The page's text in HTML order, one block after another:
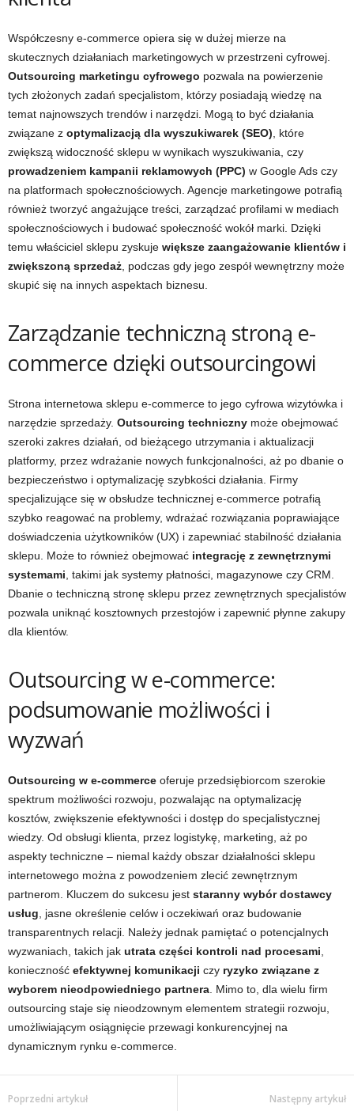
Współczesny e-commerce opiera się w dużej mierze na
skutecznych działaniach marketingowych w przestrzeni cyfrowej.
Outsourcing marketingu cyfrowego pozwala na powierzenie
tych złożonych zadań specjalistom, którzy posiadają wiedzę na
temat najnowszych trendów i narzędzi. Mogą to być działania
związane z optymalizacją dla wyszukiwarek (SEO) , które
zwiększą widoczność sklepu w wynikach wyszukiwania, czy
prowadzeniem kampanii reklamowych (PPC) w Google Ads czy
na platformach społecznościowych. Agencje marketingowe potrafią
również tworzyć angażujące treści, zarządzać profilami w mediach
społecznościowych i budować społeczność wokół marki. Dzięki
temu właściciel sklepu zyskuje większe zaangażowanie klientów i
zwiększoną sprzedaż , podczas gdy jego zespół wewnętrzny może
skupić się na innych aspektach biznesu.
Zarządzanie techniczną stroną e-
commerce dzięki outsourcingowi
Strona internetowa sklepu e-commerce to jego cyfrowa wizytówka i
narzędzie sprzedaży. Outsourcing techniczny może obejmować
szeroki zakres działań, od bieżącego utrzymania i aktualizacji
platformy, przez wdrażanie nowych funkcjonalności, aż po dbanie o
bezpieczeństwo i optymalizację szybkości działania. Firmy
specjalizujące się w obsłudze technicznej e-commerce potrafią
szybko reagować na problemy, wdrażać rozwiązania poprawiające
doświadczenia użytkowników (UX) i zapewniać stabilność działania
sklepu. Może to również obejmować integrację z zewnętrznymi
systemami , takimi jak systemy płatności, magazynowe czy CRM.
Dbanie o techniczną stronę sklepu przez zewnętrznych specjalistów
pozwala uniknąć kosztownych przestojów i zapewnić płynne zakupy
dla klientów.
Outsourcing w e-commerce:
podsumowanie możliwości i
wyzwań
Outsourcing w e-commerce oferuje przedsiębiorcom szerokie
spektrum możliwości rozwoju, pozwalając na optymalizację
kosztów, zwiększenie efektywności i dostęp do specjalistycznej
wiedzy. Od obsługi klienta, przez logistykę, marketing, aż po
aspekty techniczne – niemal każdy obszar działalności sklepu
internetowego można z powodzeniem zlecić zewnętrznym
partnerom. Kluczem do sukcesu jest staranny wybór dostawcy
usług , jasne określenie celów i oczekiwań oraz budowanie
transparentnych relacji. Należy jednak pamiętać o potencjalnych
wyzwaniach, takich jak utrata części kontroli nad procesami
konieczność efektywnej komunikacji czy ryzyko związane z
wyborem nieodpowiedniego partnera . Mimo to, dla wielu firm
outsourcing staje się nieodzownym elementem strategii rozwoju,
umożliwiającym osiągnięcie przewagi konkurencyjnej na
dynamicznym rynku e-commerce.
Poprzedni artykuł Następny artykuł